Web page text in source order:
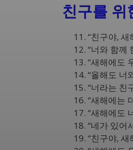
친구를 위
“친구야,
“너와 함께
“새해에도
“올해도 너
“너라는 친
“새해에는
“새해에도
“네가 있어
“친구야,